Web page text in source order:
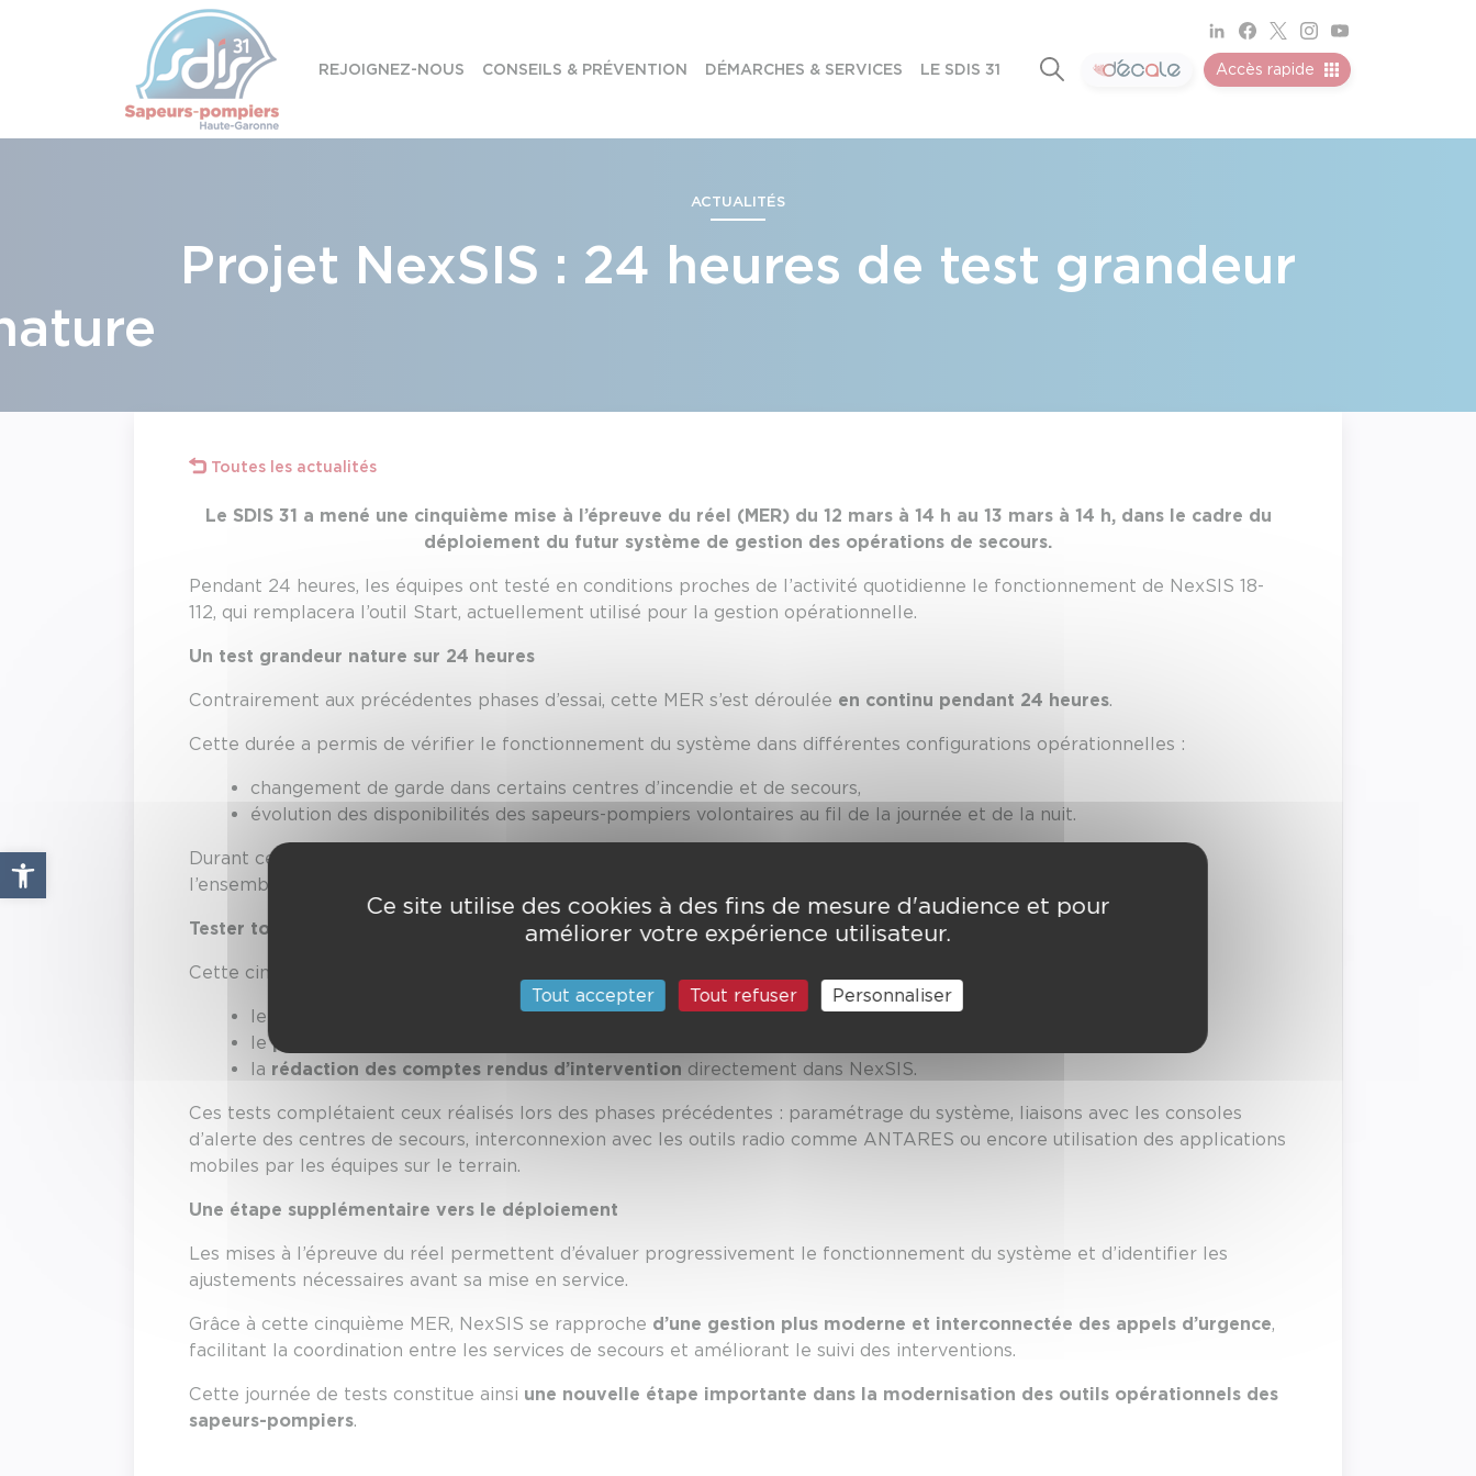
Ouvrir la barre d’outils
REJOIGNEZ-NOUS CONSEILS & PRÉVENTION DÉMARCHES & SERVICES LE SDIS 31 Accès rapide
ACTUALITÉS
Projet NexSIS : 24 heures de test grandeur
Toutes les actualités
Le SDIS 31 a mené une cinquième mise à l’épreuve du réel (MER) du 12 mars à 14 h au 13 mars à 14 h, dans le cadre du
déploiement du futur système de gestion des opérations de secours.
Pendant 24 heures, les équipes ont testé en conditions proches de l’activité quotidienne le fonctionnement de NexSIS 18-
112, qui remplacera l’outil Start, actuellement utilisé pour la gestion opérationnelle.
Un test grandeur nature sur 24 heures
Contrairement aux précédentes phases d’essai, cette MER s’est déroulée en continu pendant 24 heures.
Cette durée a permis de vérifier le fonctionnement du système dans différentes configurations opérationnelles :
changement de garde dans certains centres d’incendie et de secours,
évolution des disponibilités des sapeurs-pompiers volontaires au fil de la journée et de la nuit.
Durant cette période, les opérations ont été
, permettant de tester la solution sur
l’ensemble de la chaîne opérationnelle.
Tester toute la chaîne du secours
Cette cinquième phase a permis d’aller encore plus loin que les précédentes. Les équipes ont notamment testé :
le
via l’application UrgSAP,
lepartage d’informations avec le SAMU
la rédaction des comptes rendus d’intervention directement dans NexSIS.
Ces tests complétaient ceux réalisés lors des phases précédentes : paramétrage du système, liaisons avec les consoles
d’alerte des centres de secours, interconnexion avec les outils radio comme ANTARES ou encore utilisation des applications
mobiles par les équipes sur le terrain.
Une étape supplémentaire vers le déploiement
Les mises à l’épreuve du réel permettent d’évaluer progressivement le fonctionnement du système et d’identifier les
ajustements nécessaires avant sa mise en service.
Grâce à cette cinquième MER, NexSIS se rapproche d’une gestion plus moderne et interconnectée des appels d’urgence,
facilitant la coordination entre les services de secours et améliorant le suivi des interventions.
Cette journée de tests constitue ainsi une nouvelle étape importante dans la modernisation des outils opérationnels des
sapeurs-pompiers.
Panneau de gestion des cookies
Ce site utilise des cookies à des fins de mesure d'audience et pour
améliorer votre expérience utilisateur.
Tout accepter Tout refuser Personnaliser